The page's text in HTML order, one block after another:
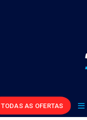
TODAS AS OFERTAS